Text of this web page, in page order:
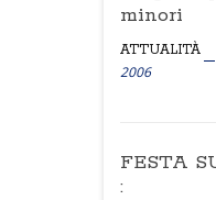
minori
ATTUALITÀ
2006
FESTA
: